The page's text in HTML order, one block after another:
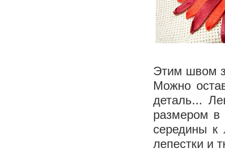
Этим швом
Можно
деталь...
размером в
середины к
лепестки и